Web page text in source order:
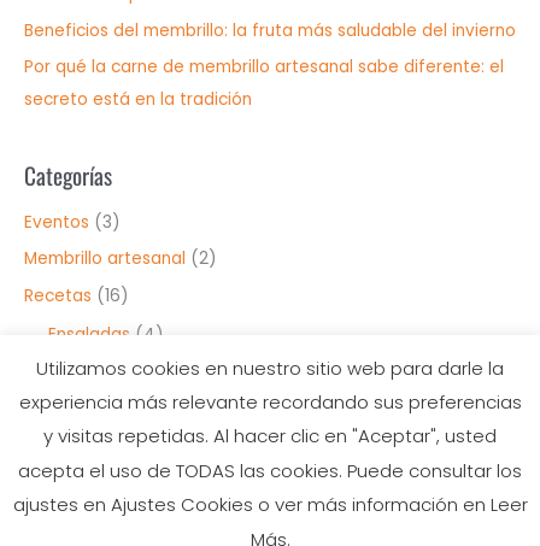
Beneficios del membrillo: la fruta más saludable del invierno
Por qué la carne de membrillo artesanal sabe diferente: el
secreto está en la tradición
Categorías
Eventos (3)
Membrillo artesanal (2)
Recetas (16)
Ensaladas (4)
Entrantes (7)
Postres(4)
Salud y nutrición(1)
Utilizamos cookies en nuestro sitio web para darle la
experiencia más relevante recordando sus preferencias
y visitas repetidas. Al hacer clic en "Aceptar", usted
acepta el uso de TODAS las cookies. Puede consultar los
ajustes en Ajustes Cookies o ver más información en Leer
Más.